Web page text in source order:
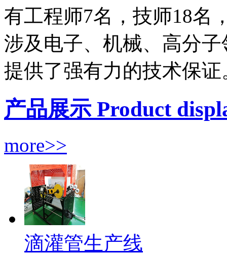
有工程师7名，技师18名
涉及电子、机械、高分
提供了强有力的技术保证
产品展示 Product
more>>
滴灌管生产线